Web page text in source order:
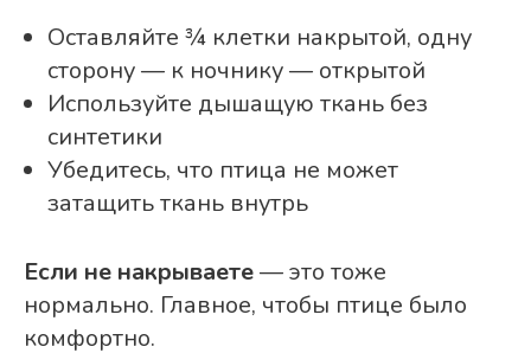
Оставляйте ¾ клетки накрытой, одну
сторону — к ночнику — открытой
Используйте дышащую ткань без
синтетики
Убедитесь, что птица не может
затащить ткань внутрь
Если не накрываете— это тоже
нормально. Главное, чтобы птице было
комфортно.